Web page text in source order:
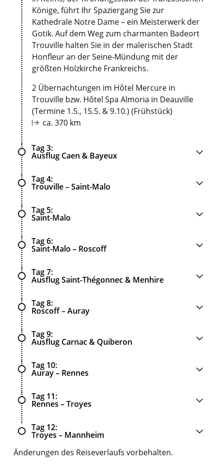
Könige, führt Ihr Spaziergang Sie zur
Kathedrale Notre Dame – ein Meisterwerk der
Gotik. Auf dem Weg zum charmanten Badeort
Trouville halten Sie in der malerischen Stadt
Honfleur an der Seine-Mündung mit der
größten Holzkirche Frankreichs.
2 Übernachtungen im Hôtel Mercure in
Trouville bzw. Hôtel Spa Almoria in Deauville
(Termine 1.5., 15.5. & 9.10.) (Frühstück)
ca. 370 km
Tag 3
Ausflug Caen & Bayeux
Tag 4
Trouville – Saint-Malo
Tag 5
Saint-Malo
Tag 6
Saint-Malo – Roscoff
Tag 7
Ausflug Saint-Thégonnec & Menhire
Tag 8
Roscoff – Auray
Tag 9
Ausflug Carnac & Quiberon
Tag 10
Auray – Rennes
Tag 11
Rennes – Troyes
Tag 12
Troyes – Mannheim
Änderungen des Reiseverlaufs vorbehalten.